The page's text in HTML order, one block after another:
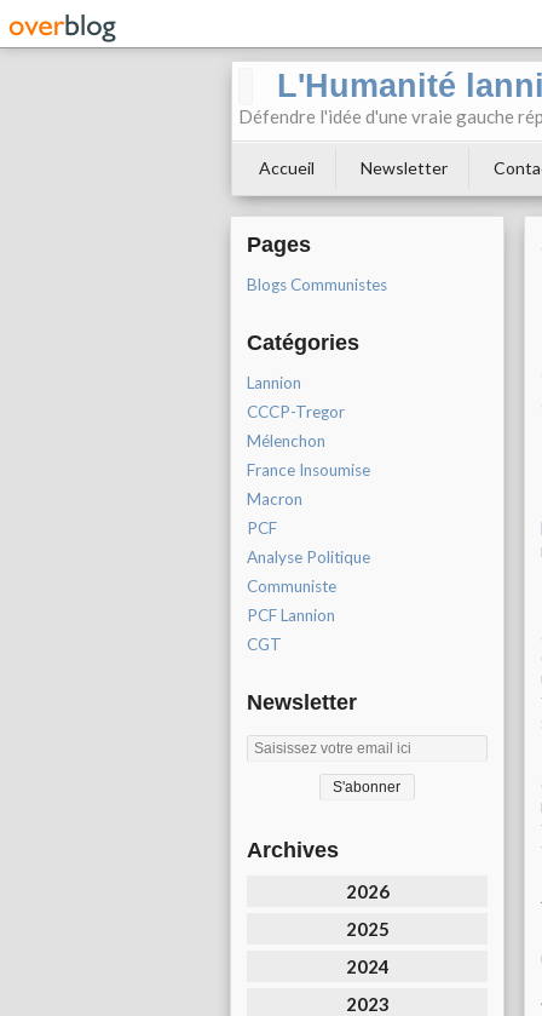
L'Humanité
Défendre l'idée d'une vraie gauche
Accueil Newsletter
Pages
Blogs Communistes
Catégories
Lannion
CCCP-Tregor
Mélenchon
France Insoumise
Macron
PCF
Analyse Politique
Communiste
PCF Lannion
CGT
Newsletter
Archives
2026
2025
2024
2023